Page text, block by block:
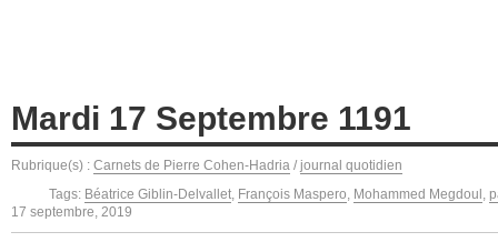
Mardi 17 Septembre 1191
Rubrique(s) : Carnets de Pierre Cohen-Hadria / journal quotidien
Tags: Béatrice Giblin-Delvallet François Maspero Mohammed Megdoul
17 septembre, 2019